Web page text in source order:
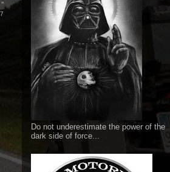
”
Do not underestimate the power of the
dark side of force...